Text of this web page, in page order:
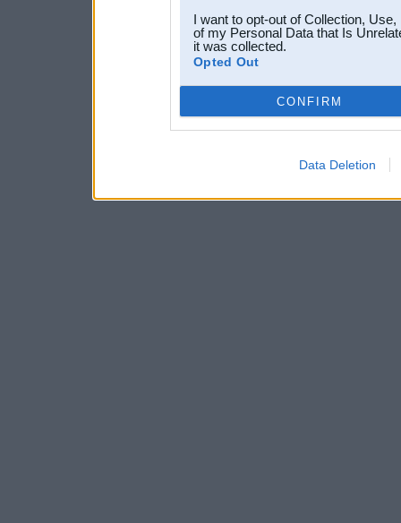
I want to opt-out of Collection,
of my Personal Data that Is
it was collected.
Opted Out
CONFIRM
Data Deletion